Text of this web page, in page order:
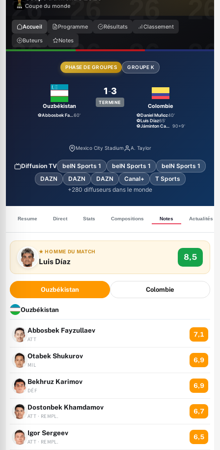
Coupe du monde
Accueil Programme Résultats
Classement
Buteurs
Notes
PHASE DE GROUPES GROUPE K
Ouzbékistan
⚽ Abbosbek Fayzullaev 60'
1-3
TERMINE
Colombie
⚽Daniel Muñoz40'
⚽Luis Díaz65'
⚽
Jáminton Campaz 90+9'
Mexico City Stadium A. Taylor
Diffusion TV beIN Sports 1 beIN Sports 1
beIN Sports 1
DAZN
DAZN DAZN Canal+
T Sports
+280 diffuseurs dans le monde
Resume Direct Stats Compositions Notes Actualités
★ HOMME DU MATCH
Luis Díaz 8,5
Ouzbékistan Colombie
Ouzbékistan
Abbosbek Fayzullaev
ATT
7,1
Otabek Shukurov
MIL
6,9
Bekhruz Karimov
DÉF
6,9
Dostonbek Khamdamov
ATT · REMPL.
6,7
Igor Sergeev
ATT · REMPL.
6,5